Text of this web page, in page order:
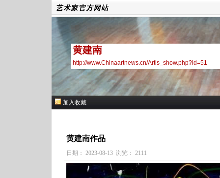
黄建南
http://www.Chinaartnews.cn/Artis_show.php?id=51
加入收藏
黄建南作品
日期： 2023-08-13 浏览： 2111